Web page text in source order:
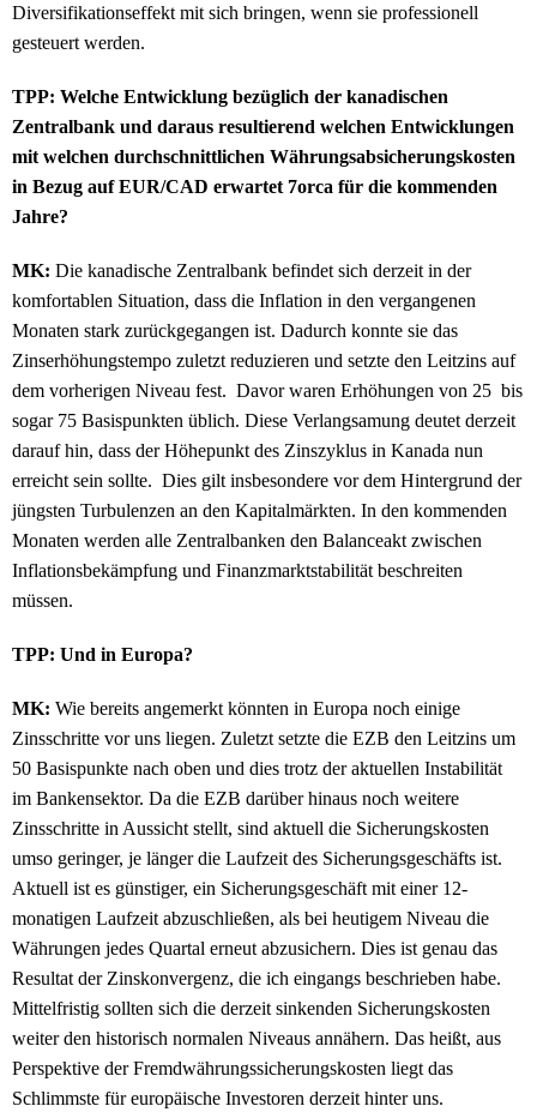
Diversifikationseffekt mit sich bringen, wenn sie professionell
gesteuert werden.
TPP: Welche Entwicklung bezüglich der kanadischen
Zentralbank und daraus resultierend welchen Entwicklungen
mit welchen durchschnittlichen Währungsabsicherungskosten
in Bezug auf EUR/CAD erwartet 7orca für die kommenden
Jahre?
MK: Die kanadische Zentralbank befindet sich derzeit in der
komfortablen Situation, dass die Inflation in den vergangenen
Monaten stark zurückgegangen ist. Dadurch konnte sie das
Zinserhöhungstempo zuletzt reduzieren und setzte den Leitzins auf
dem vorherigen Niveau fest. Davor waren Erhöhungen von 25 bis
sogar 75 Basispunkten üblich. Diese Verlangsamung deutet derzeit
darauf hin, dass der Höhepunkt des Zinszyklus in Kanada nun
erreicht sein sollte. Dies gilt insbesondere vor dem Hintergrund der
jüngsten Turbulenzen an den Kapitalmärkten. In den kommenden
Monaten werden alle Zentralbanken den Balanceakt zwischen
Inflationsbekämpfung und Finanzmarktstabilität beschreiten
müssen.
TPP: Und in Europa?
MK: Wie bereits angemerkt könnten in Europa noch einige
Zinsschritte vor uns liegen. Zuletzt setzte die EZB den Leitzins um
50 Basispunkte nach oben und dies trotz der aktuellen Instabilität
im Bankensektor. Da die EZB darüber hinaus noch weitere
Zinsschritte in Aussicht stellt, sind aktuell die Sicherungskosten
umso geringer, je länger die Laufzeit des Sicherungsgeschäfts ist.
Aktuell ist es günstiger, ein Sicherungsgeschäft mit einer 12-
monatigen Laufzeit abzuschließen, als bei heutigem Niveau die
Währungen jedes Quartal erneut abzusichern. Dies ist genau das
Resultat der Zinskonvergenz, die ich eingangs beschrieben habe.
Mittelfristig sollten sich die derzeit sinkenden Sicherungskosten
weiter den historisch normalen Niveaus annähern. Das heißt, aus
Perspektive der Fremdwährungssicherungskosten liegt das
Schlimmste für europäische Investoren derzeit hinter uns.